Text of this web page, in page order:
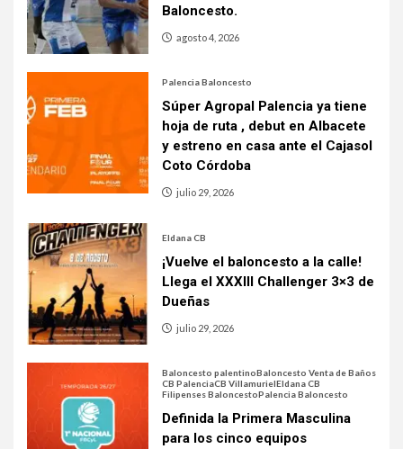
Baloncesto.
agosto 4, 2026
Palencia Baloncesto
Súper Agropal Palencia ya tiene
hoja de ruta , debut en Albacete
y estreno en casa ante el Cajasol
Coto Córdoba
julio 29, 2026
Eldana CB
¡Vuelve el baloncesto a la calle!
Llega el XXXIII Challenger 3×3 de
Dueñas
julio 29, 2026
Baloncesto palentinoBaloncesto Venta de Baños
CB PalenciaCB VillamurielEldana CB
Filipenses BaloncestoPalencia Baloncesto
Definida la Primera Masculina
para los cinco equipos